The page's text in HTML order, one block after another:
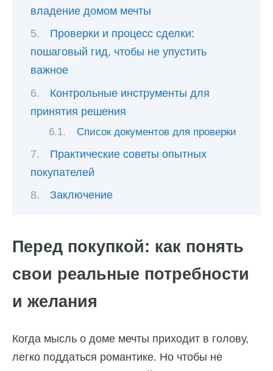
владение домом мечты
Проверки и процесс сделки:
пошаговый гид, чтобы не упустить
важное
Контрольные инструменты для
принятия решения
Список документов для проверки
Практические советы опытных
покупателей
Заключение
Перед покупкой: как понять
свои реальные потребности
и желания
Когда мысль о доме мечты приходит в голову,
легко поддаться романтике. Но чтобы не